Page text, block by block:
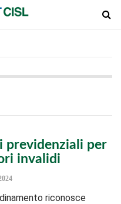
previdenziali per
invalidi
riconosce